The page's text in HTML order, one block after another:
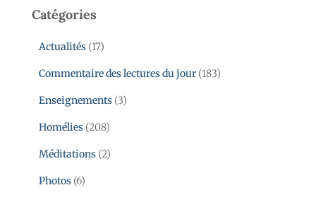
Catégories
Actualités (17)
Commentaire des lectures du jour (183)
Enseignements (3)
Homélies (208)
Méditations (2)
Photos (6)